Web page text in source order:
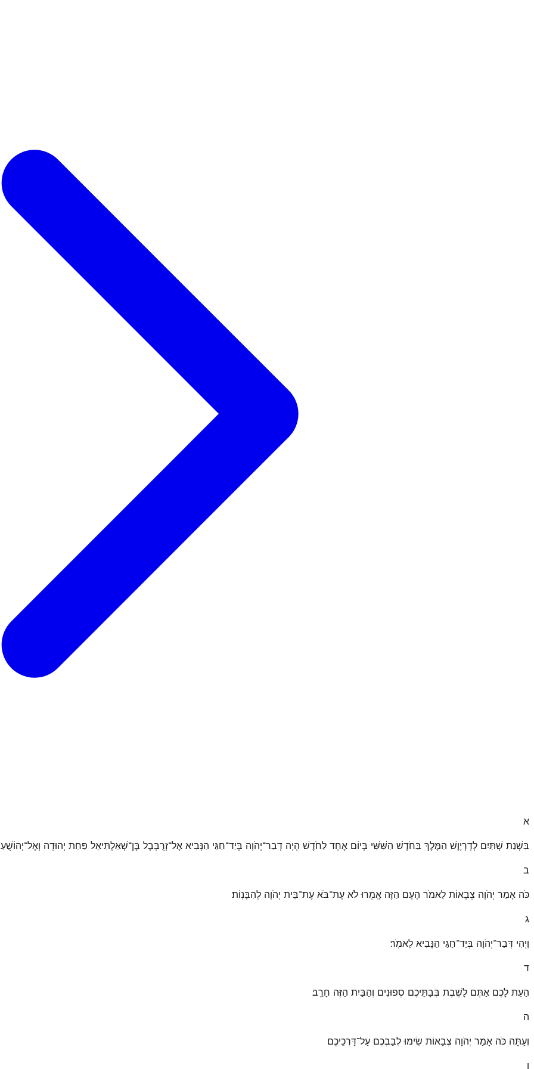
א
בִּשְׁנַת שְׁתַּיִם לְדָרְיָוֶשׁ הַמֶּלֶךְ בַּחֹדֶשׁ הַשִּׁשִּׁי בְּיוֹם אֶחָד לַחֹדֶשׁ הָיָה דְבַר־יְהֹוָה בְּיַד־חַגַּי הַנָּבִיא אֶל־זְרֻבָּבֶל בֶּן־שְׁאַלְתִּיאֵל פַּחַת יְהוּדָה וְאֶל־יְהוֹשֻׁעַ
ב
כֹּה אָמַר יְהֹוָה צְבָאוֹת לֵאמֹר הָעָם הַזֶּה אָֽמְרוּ לֹא עֶת־בֹּא עֶת־בֵּית יְהֹוָה לְהִבָּנֽוֹת׃
ג
וַֽיְהִי דְּבַר־יְהֹוָה בְּיַד־חַגַּי הַנָּבִיא לֵאמֹֽר׃
ד
הַעֵת לָכֶם אַתֶּם לָשֶׁבֶת בְּבָתֵּיכֶם סְפוּנִים וְהַבַּיִת הַזֶּה חָרֵֽב׃
ה
וְעַתָּה כֹּה אָמַר יְהֹוָה צְבָאוֹת שִׂימוּ לְבַבְכֶם עַל־דַּרְכֵיכֶֽם׃
ו